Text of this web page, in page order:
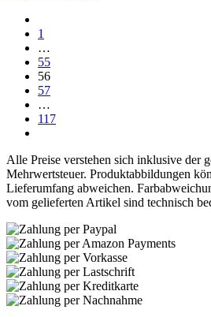
1
…
55
56
57
…
117
Alle Preise verstehen sich inklusive der
Mehrwertsteuer. Produktabbildungen
Lieferumfang abweichen.
vom gelieferten Artikel sind technisch